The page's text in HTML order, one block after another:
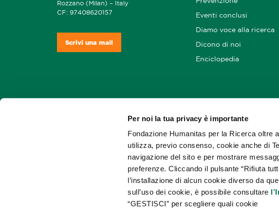
Per noi la tua privacy è importante
Fondazione Humanitas per la Ricerca oltre
utilizza, previo consenso, cookie anche di
navigazione del sito e per mostrare
preferenze. Cliccando il pulsante “Rifiuta
l’installazione di alcun cookie diverso da
sull’uso dei cookie, è possibile consultare
“GESTISCI” per scegliere quali cookie
Rozzano (Milan) – Italy
CF: 97408620157
Scrivi una mail
Eventi conclusi
Diamo voce alla ricerca
Dicono di noi
Enciclopedia
Sostenitori